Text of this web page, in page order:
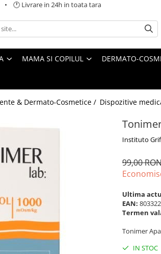
• 🕐 Livrare in 24h in toata tara
MAMA SI COPILUL DERMATO-
& Dermato-Cosmetice / Dispozitive
Instituto
99,00
Ultima
EAN:
Termen
Tonimer
IN STOC